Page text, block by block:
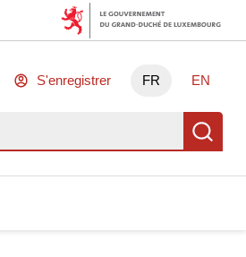
S'enregistrer FR EN